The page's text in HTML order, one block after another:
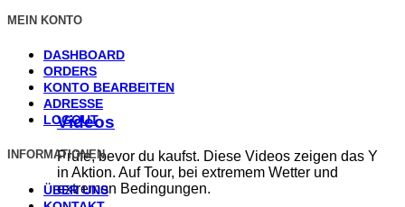
Videos
Prüfe, bevor du kaufst. Diese Videos zeigen das Y
in Aktion. Auf Tour, bei extremem Wetter und
extremen Bedingungen.
MEIN KONTO
DASHBOARD
ORDERS
KONTO BEARBEITEN
ADRESSE
LOGOUT
INFORMATIONEN
ÜBER UNS